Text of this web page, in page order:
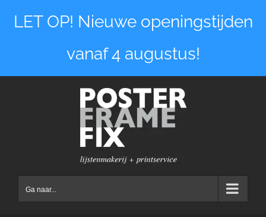
LET OP! Nieuwe openingstijden
vanaf 4 augustus!
naar
Ga naar...